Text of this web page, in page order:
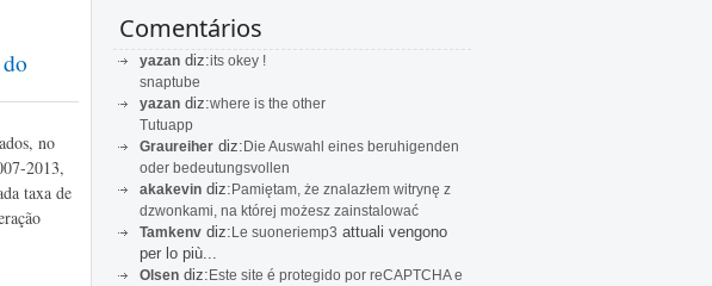
no
2013,
taxa de
Comentários
yazan diz:its okey !
snaptube
yazan diz:where is the other
Tutuapp
Graureiher diz:Die Auswahl eines beruhigenden
oder bedeutungsvollen
akakevin diz:Pamiętam, że znalazłem witrynę z
dzwonkami, na której możesz zainstalować
Tamkenv diz:Le suoneriemp3 attuali vengono
per lo più...
Olsen diz:Este site é protegido por reCAPTCHA e